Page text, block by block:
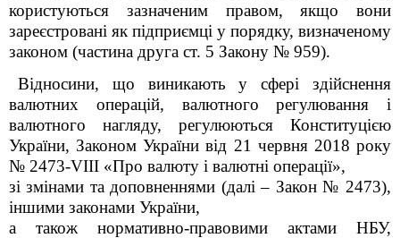
користуються зазначеним правом, якщо вони
зареєстровані як підприємці у порядку, визначеному
законом (частина друга ст. 5 Закону № 959).
Відносини, що виникають у сфері здійснення
валютних операцій, валютного регулювання і
валютного нагляду, регулюються Конституцією
України, Законом України від 21 червня 2018 року
№ 2473-VIII «Про валюту і валютні операції»,
зі змінами та доповненнями (далі – Закон № 2473),
іншими законами України,
а також нормативно-правовими актами НБУ,